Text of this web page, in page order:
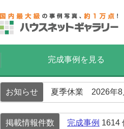
完成事例を見る
お知らせ 夏季休業 2026年
掲載情報件数 完成事例 1614